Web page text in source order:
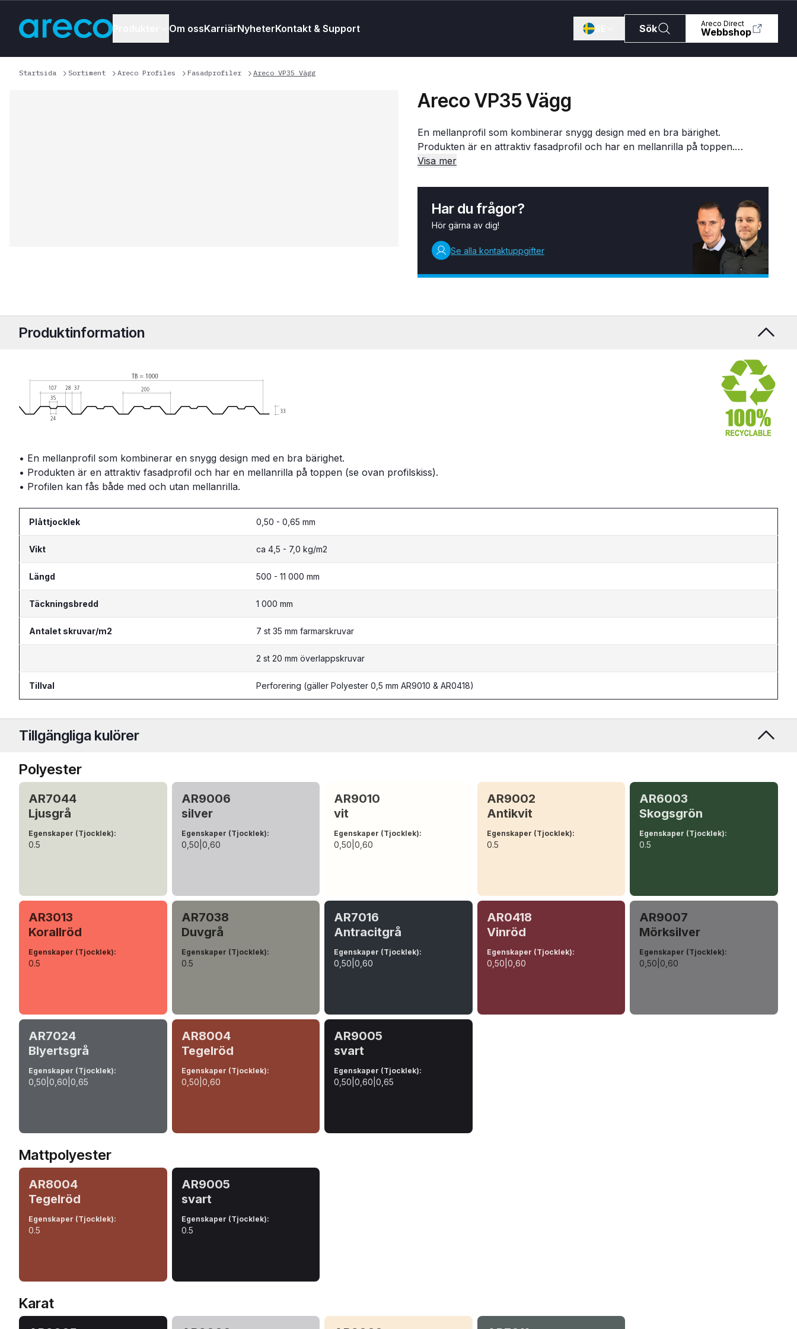
Produkter Om ossKarriärNyheterKontakt & Support
FI
Sök Areco Direct
Webbshop
Startsida Sortiment Areco Profiles Fasadprofiler Areco VP35 Vägg
Areco VP35 Vägg
En mellanprofil som kombinerar snygg design med en bra bärighet.
Produkten är en attraktiv fasadprofil och har en mellanrilla på toppen.
Profilen kan fås både med och utan mellanrilla.
Visa mer
Har du frågor?
Hör gärna av dig!
Se alla kontaktuppgifter
Produktinformation
• En mellanprofil som kombinerar en snygg design med en bra bärighet.
• Produkten är en attraktiv fasadprofil och har en mellanrilla på toppen (se ovan profilskiss).
• Profilen kan fås både med och utan mellanrilla.
Plåttjocklek 0,50 - 0,65 mm
Vikt ca 4,5 - 7,0 kg/m2
Längd 500 - 11 000 mm
Täckningsbredd 1 000 mm
Antalet skruvar/m2 7 st 35 mm farmarskruvar
2 st 20 mm överlappskruvar
Tillval Perforering (gäller Polyester 0,5 mm AR9010 & AR0418)
Tillgängliga kulörer
Polyester
AR7044
Ljusgrå
Egenskaper (Tjocklek):
0.5
AR9006
silver
Egenskaper (Tjocklek):
0,50|0,60
AR9010
vit
Egenskaper (Tjocklek):
0,50|0,60
AR9002
Antikvit
Egenskaper (Tjocklek):
0.5
AR6003
Skogsgrön
Egenskaper (Tjocklek):
0.5
AR3013
Korallröd
Egenskaper (Tjocklek):
0.5
AR7038
Duvgrå
Egenskaper (Tjocklek):
0.5
AR7016
Antracitgrå
Egenskaper (Tjocklek):
0,50|0,60
AR0418
Vinröd
Egenskaper (Tjocklek):
0,50|0,60
AR9007
Mörksilver
Egenskaper (Tjocklek):
0,50|0,60
AR7024
Blyertsgrå
Egenskaper (Tjocklek):
0,50|0,60|0,65
AR8004
Tegelröd
Egenskaper (Tjocklek):
0,50|0,60
AR9005
svart
Egenskaper (Tjocklek):
0,50|0,60|0,65
Mattpolyester
AR8004
Tegelröd
Egenskaper (Tjocklek):
0.5
AR9005
svart
Egenskaper (Tjocklek):
0.5
Karat